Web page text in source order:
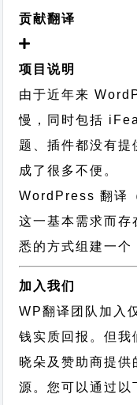
贡献翻译
项目说明
由于近年来
慢，同时包括
题、插件都没有提
成了很多不便。
WordPress 翻译
这一基本需求而存
悉的方式组建一
加入我们
WP翻译团队加入
钱实质回报。但我
晓朵及赞助商提供
源。您可以通过以